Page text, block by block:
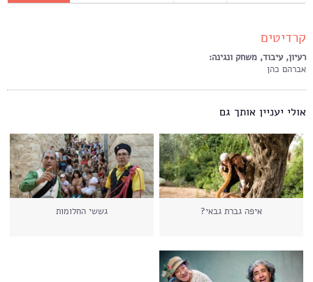
קרדיטים
רעיון, עיבוד, משחק ונגינה:
אברהם כהן
אולי יעניין אותך גם
איפה גברת גבאי? גששי החלומות